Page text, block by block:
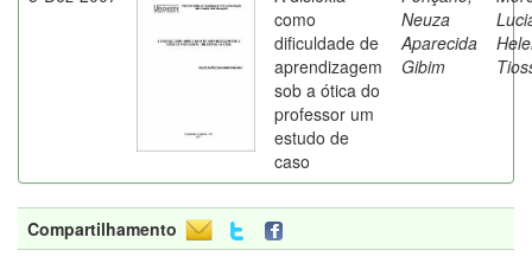
como
dificuldade de
aprendizagem
sob a ótica do
professor um
estudo de
caso
Neuza
Aparecida
Gibim
Compartilhamento